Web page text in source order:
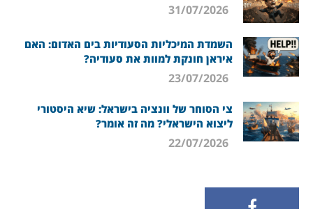
השמדת המיכליות הסעודיות בים האדום: האם
איראן חונקת למוות את סעודיה?
צי הסוחר של וונציה בישראל: שיא היסטורי
ליצוא הישראלי? מה זה אומר?